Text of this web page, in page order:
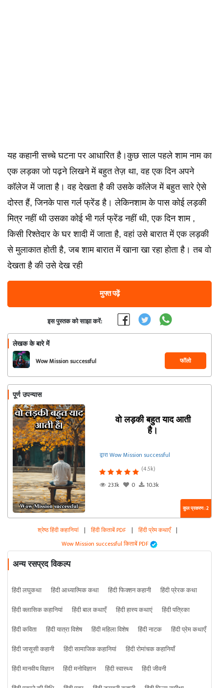
यह कहानी सच्चे घटना पर आधारित है।कुछ साल पहले शाम नाम का
एक लड़का जो पढ़ने लिखने में बहुत तेज़ था, वह एक दिन अपने
कॉलेज में जाता है। वह देखता है की उसके कॉलेज में बहुत सारे ऐसे
दोस्त हैं, जिनके पास गर्ल फ्रेंड है। लेकिनशाम के पास कोई लड़की
मित्र नहीं थी उसका कोई भी गर्ल फ्रेंड नहीं थी, एक दिन शाम ,
किसी रिश्तेदार के घर शादी में जाता है, वहां उसे बारात में एक लड़की
से मुलाकात होती है, जब शाम बारात में खाना खा रहा होता है। तब वो
देखता है की उसे देख रही
मुफ्त पढ़ें
इस पुस्तक को साझा करें:
लेखक के बारे में
Wow Mission successful फॉलो
पूर्ण उपन्यास
वो लड़की बहुत याद आती
है।
द्वारा Wow Mission successful
(4.5k)
23.1k
0 10.3k
कुल प्रकरण : 2
श्रेष्ठ हिंदी कहानियां | हिंदी किताबें PDF | हिंदी प्रेम कथाएँ |
Wow Mission successful किताबें PDF
अन्य रसप्रद विकल्प
हिंदी लघुकथा हिंदी आध्यात्मिक कथा हिंदी फिक्शन कहानी
हिंदी प्रेरक कथा
हिंदी क्लासिक कहानियां
हिंदी बाल कथाएँ हिंदी हास्य कथाएं
हिंदी पत्रिका
हिंदी कविता
हिंदी यात्रा विशेष हिंदी महिला विशेष हिंदी नाटक
हिंदी प्रेम कथाएँ
हिंदी जासूसी कहानी
हिंदी सामाजिक कहानियां
हिंदी रोमांचक कहानियाँ
हिंदी मानवीय विज्ञान
हिंदी मनोविज्ञान हिंदी स्वास्थ्य
हिंदी जीवनी